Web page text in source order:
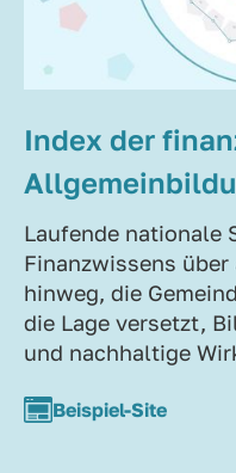
Index der
Laufende nationale
Finanzwissens
hinweg, die
die Lage versetzt,
und nachhaltige
Beispiel-Site